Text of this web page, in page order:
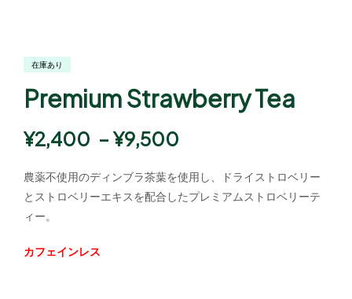
在庫あり
Premium Strawberry Tea
¥2,400 – ¥9,500
農薬不使用のディンブラ茶葉を使用し、ドライストロベリー
とストロベリーエキスを配合したプレミアムストロベリーテ
ィー。
カフェインレス